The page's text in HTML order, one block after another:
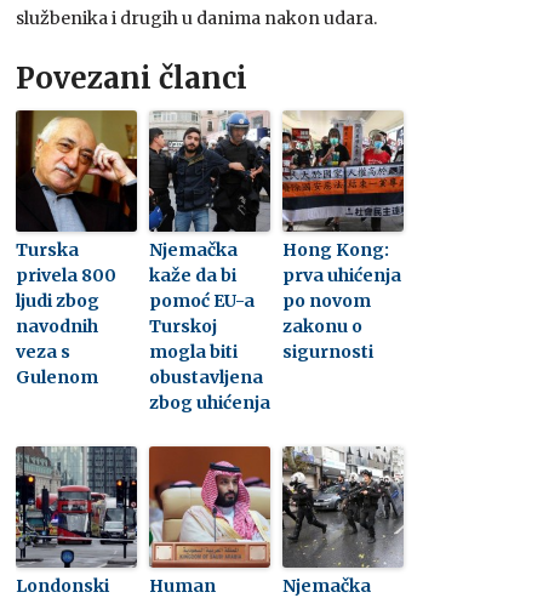
službenika i drugih u danima nakon udara.
Povezani članci
Turska
privela 800
ljudi zbog
navodnih
veza s
Gulenom
Njemačka
kaže da bi
pomoć EU-a
Turskoj
mogla biti
obustavljena
zbog uhićenja
Hong Kong:
prva uhićenja
po novom
zakonu o
sigurnosti
Londonski
Human
Njemačka